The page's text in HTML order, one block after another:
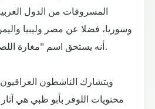
المسروقات من الدول
وسوريا، فضلا عن مصر وليبيا
أنه يستحق اسم "مغارة اللصوص" عوضا عن اللوفر.
ويتشارك الناشطون
محتويات اللوفر بأبو ظبي هي